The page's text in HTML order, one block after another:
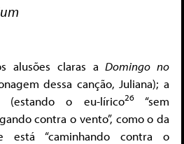
alusões claras aDomingo no
dessa canção, Juliana); a
(estando o eu-lírico26“sem
contra o vento”, como o da
está “caminhando contra o